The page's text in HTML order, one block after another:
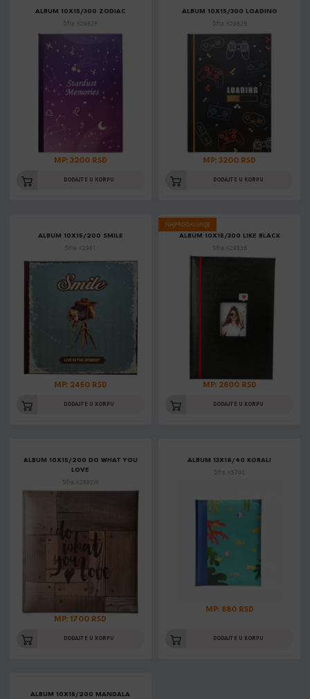
ALBUM 10X15/300 ZODIAC
Šifra: K2962P
MP: 3200 RSD
DODAJTE U KORPU
ALBUM 10X15/300 LOADING
Šifra: K2962B
MP: 3200 RSD
DODAJTE U KORPU
ALBUM 10X15/200 SMILE
Šifra: K2961
MP: 2450 RSD
DODAJTE U KORPU
NAJPRODAVANIJE
ALBUM 10X15/300 LIKE BLACK
Šifra: K2953B
MP: 2800 RSD
DODAJTE U KORPU
ALBUM 10X15/200 DO WHAT YOU
LOVE
Šifra: K2882W
MP: 1700 RSD
DODAJTE U KORPU
ALBUM 13X18/40 KORALI
Šifra: K5740
MP: 880 RSD
DODAJTE U KORPU
ALBUM 10X15/200 MANDALA